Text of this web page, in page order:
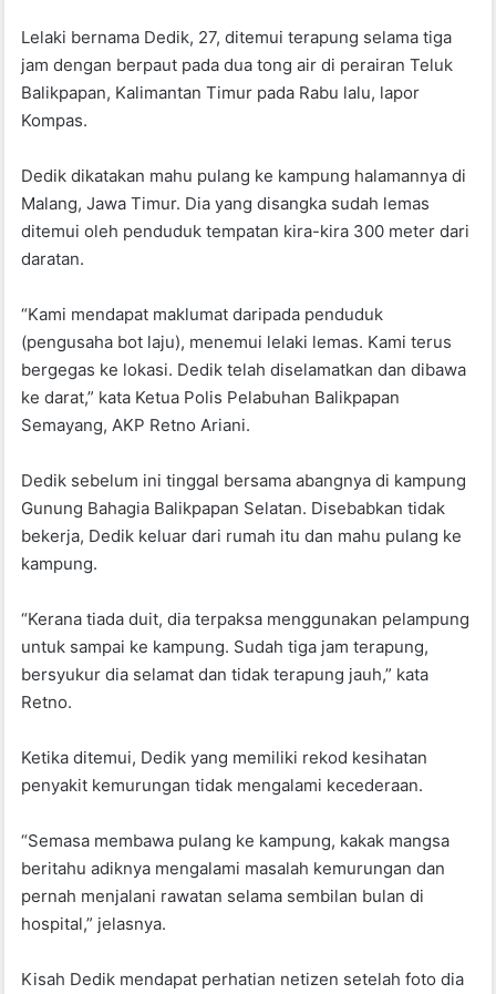
o
o
k
p
p
Lelaki bernama Dedik, 27, ditemui terapung selama tiga
jam dengan berpaut pada dua tong air di perairan Teluk
Balikpapan, Kalimantan Timur pada Rabu lalu, lapor
Kompas.
Dedik dikatakan mahu pulang ke kampung halamannya di
Malang, Jawa Timur. Dia yang disangka sudah lemas
ditemui oleh penduduk tempatan kira-kira 300 meter dari
daratan.
“Kami mendapat maklumat daripada penduduk
(pengusaha bot laju), menemui lelaki lemas. Kami terus
bergegas ke lokasi. Dedik telah diselamatkan dan dibawa
ke darat,” kata Ketua Polis Pelabuhan Balikpapan
Semayang, AKP Retno Ariani.
Dedik sebelum ini tinggal bersama abangnya di kampung
Gunung Bahagia Balikpapan Selatan. Disebabkan tidak
bekerja, Dedik keluar dari rumah itu dan mahu pulang ke
kampung.
“Kerana tiada duit, dia terpaksa menggunakan pelampung
untuk sampai ke kampung. Sudah tiga jam terapung,
bersyukur dia selamat dan tidak terapung jauh,” kata
Retno.
Ketika ditemui, Dedik yang memiliki rekod kesihatan
penyakit kemurungan tidak mengalami kecederaan.
“Semasa membawa pulang ke kampung, kakak mangsa
beritahu adiknya mengalami masalah kemurungan dan
pernah menjalani rawatan selama sembilan bulan di
hospital,” jelasnya.
Kisah Dedik mendapat perhatian netizen setelah foto dia